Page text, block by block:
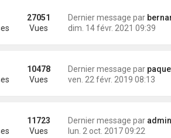
Dernier message par
dim. 14 févr. 2021 09:39
27051
Vues
Dernier message par
ven. 22 févr. 2019 08:13
10478
Vues
Dernier message par
lun. 2 oct. 2017 09:22
11723
Vues